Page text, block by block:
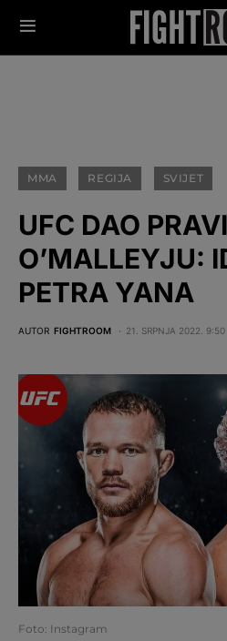
MMA REGIJA SVIJET
UFC DAO
O’MALLEYJU:
PETRA YANA
AUTOR FIGHTROOM 21. SRPNJA 2022. 9:50
Foto: Instagram